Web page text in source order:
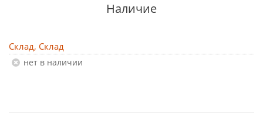
Наличие
Склад, Склад
Нет в наличии